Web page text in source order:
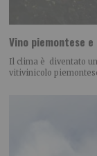
Vino piemontese
Il clima è diventato
vitivinicolo